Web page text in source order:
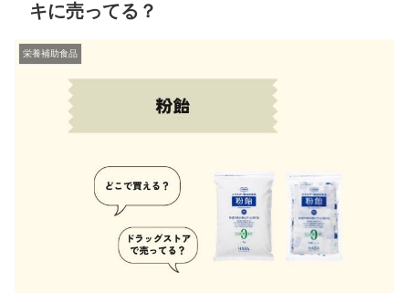
キに売ってる？
栄養補助食品